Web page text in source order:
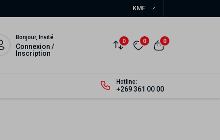
KMF
Bonjour, Invité
Connexion /
Inscription
0 0 0
Hotline:
+269 361 00 00